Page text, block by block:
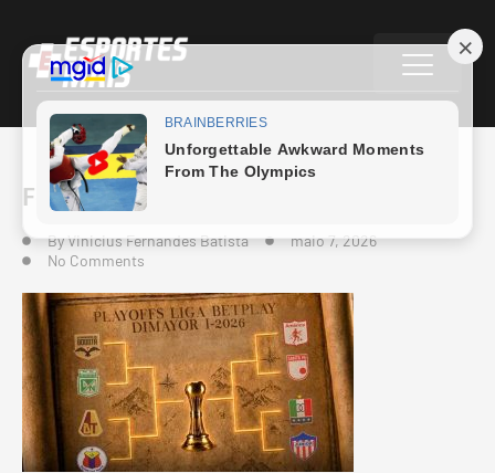
Foto
ByVinicius Fernandes Batista
maio 7, 2026
No Comments